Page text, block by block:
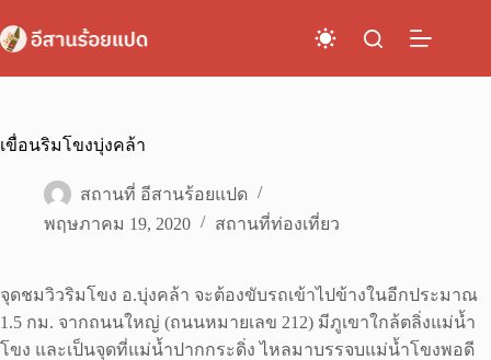
to
content
เขื่อนริมโขงบุ่งคล้า
สถานที่ อีสานร้อยแปด
พฤษภาคม 19, 2020
สถานที่ท่องเที่ยว
จุดชมวิวริมโขง อ.บุ่งคล้า จะต้องขับรถเข้าไปข้างในอีกประมาณ
1.5 กม. จากถนนใหญ่ (ถนนหมายเลข 212) มีภูเขาใกล้ตลิ่งแม่น้ำ
โขง และเป็นจุดที่แม่น้ำปากกระดิ่ง ไหลมาบรรจบแม่น้ำโขงพอดี